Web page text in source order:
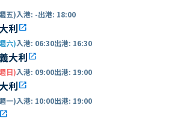
五)入港: -出港: 18:00
利open_in_new
六)入港: 06:30出港: 16:30
大利open_in_new
日)入港: 09:00出港: 19:00
利open_in_new
一)入港: 10:00出港: 19:00
open_in_new